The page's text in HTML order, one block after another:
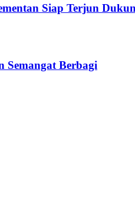
Siap Terjun
Semangat Berbagi